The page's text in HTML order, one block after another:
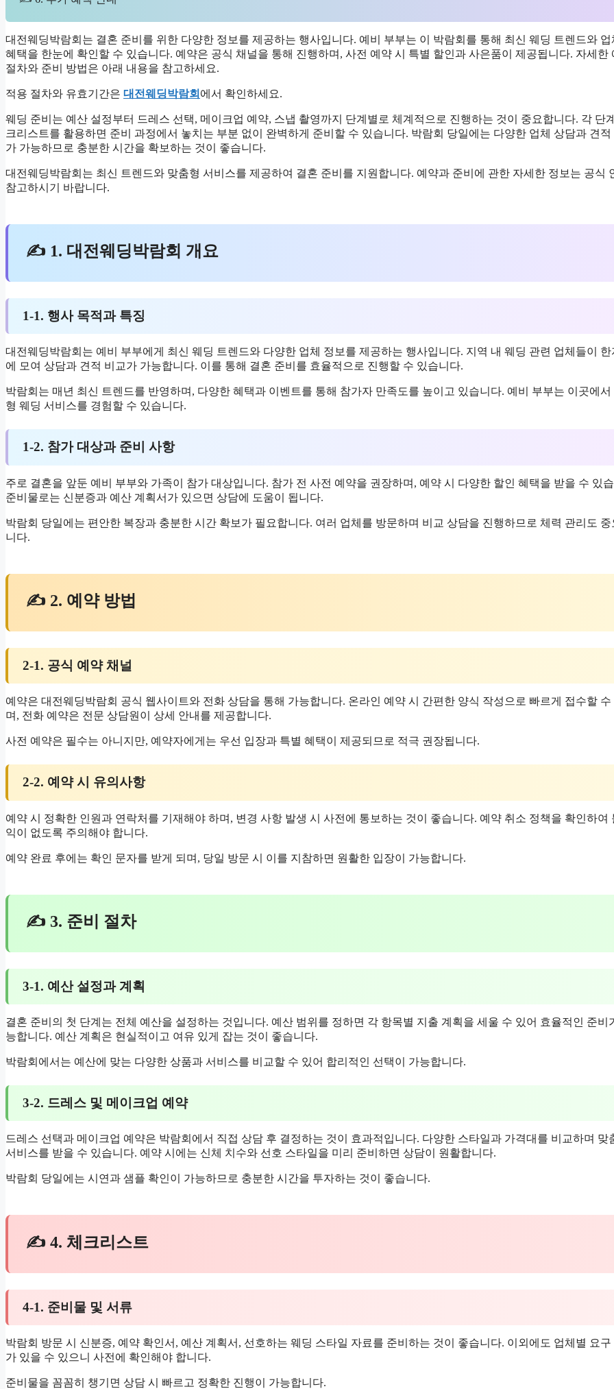
대전웨딩박람회는 결혼 준비를 위한 다양한 정보를 제공하는 행사입니다. 예비 부부는 이 박람회를 통해 최신 웨딩 트렌드와 업
혜택을 한눈에 확인할 수 있습니다. 예약은 공식 채널을 통해 진행하며, 사전 예약 시 특별 할인과 사은품이 제공됩니다. 자세한
절차와 준비 방법은 아래 내용을 참고하세요.
적용 절차와 유효기간은 대전웨딩박람회 에서 확인하세요.
웨딩 준비는 예산 설정부터 드레스 선택, 메이크업 예약, 스냅 촬영까지 단계별로 체계적으로 진행하는 것이 중요합니다. 각 단
크리스트를 활용하면 준비 과정에서 놓치는 부분 없이 완벽하게 준비할 수 있습니다. 박람회 당일에는 다양한 업체 상담과 견적
가 가능하므로 충분한 시간을 확보하는 것이 좋습니다.
대전웨딩박람회는 최신 트렌드와 맞춤형 서비스를 제공하여 결혼 준비를 지원합니다. 예약과 준비에 관한 자세한 정보는 공식
참고하시기 바랍니다.
✍ 1. 대전웨딩박람회 개요
1-1. 행사 목적과 특징
대전웨딩박람회는 예비 부부에게 최신 웨딩 트렌드와 다양한 업체 정보를 제공하는 행사입니다. 지역 내 웨딩 관련 업체들이 한
에 모여 상담과 견적 비교가 가능합니다. 이를 통해 결혼 준비를 효율적으로 진행할 수 있습니다.
박람회는 매년 최신 트렌드를 반영하며, 다양한 혜택과 이벤트를 통해 참가자 만족도를 높이고 있습니다. 예비 부부는 이곳에서
형 웨딩 서비스를 경험할 수 있습니다.
1-2. 참가 대상과 준비 사항
주로 결혼을 앞둔 예비 부부와 가족이 참가 대상입니다. 참가 전 사전 예약을 권장하며, 예약 시 다양한 할인 혜택을 받을 수 있
준비물로는 신분증과 예산 계획서가 있으면 상담에 도움이 됩니다.
박람회 당일에는 편안한 복장과 충분한 시간 확보가 필요합니다. 여러 업체를 방문하며 비교 상담을 진행하므로 체력 관리도 중
니다.
✍ 2. 예약 방법
2-1. 공식 예약 채널
예약은 대전웨딩박람회 공식 웹사이트와 전화 상담을 통해 가능합니다. 온라인 예약 시 간편한 양식 작성으로 빠르게 접수할 수
며, 전화 예약은 전문 상담원이 상세 안내를 제공합니다.
사전 예약은 필수는 아니지만, 예약자에게는 우선 입장과 특별 혜택이 제공되므로 적극 권장됩니다.
2-2. 예약 시 유의사항
예약 시 정확한 인원과 연락처를 기재해야 하며, 변경 사항 발생 시 사전에 통보하는 것이 좋습니다. 예약 취소 정책을 확인하여
익이 없도록 주의해야 합니다.
예약 완료 후에는 확인 문자를 받게 되며, 당일 방문 시 이를 지참하면 원활한 입장이 가능합니다.
✍ 3. 준비 절차
3-1. 예산 설정과 계획
결혼 준비의 첫 단계는 전체 예산을 설정하는 것입니다. 예산 범위를 정하면 각 항목별 지출 계획을 세울 수 있어 효율적인 준비
능합니다. 예산 계획은 현실적이고 여유 있게 잡는 것이 좋습니다.
박람회에서는 예산에 맞는 다양한 상품과 서비스를 비교할 수 있어 합리적인 선택이 가능합니다.
3-2. 드레스 및 메이크업 예약
드레스 선택과 메이크업 예약은 박람회에서 직접 상담 후 결정하는 것이 효과적입니다. 다양한 스타일과 가격대를 비교하며 맞
서비스를 받을 수 있습니다. 예약 시에는 신체 치수와 선호 스타일을 미리 준비하면 상담이 원활합니다.
박람회 당일에는 시연과 샘플 확인이 가능하므로 충분한 시간을 투자하는 것이 좋습니다.
✍ 4. 체크리스트
4-1. 준비물 및 서류
박람회 방문 시 신분증, 예약 확인서, 예산 계획서, 선호하는 웨딩 스타일 자료를 준비하는 것이 좋습니다. 이외에도 업체별 요구
가 있을 수 있으니 사전에 확인해야 합니다.
준비물을 꼼꼼히 챙기면 상담 시 빠르고 정확한 진행이 가능합니다.